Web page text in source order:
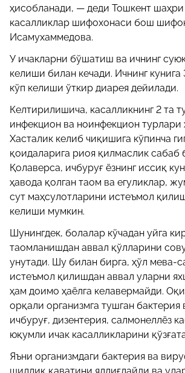
ҳисобланади, — деди Тошкент
касалликлар шифохонаси бош
Исамухаммедова.
У ичакларни бўшатиш ва ичнинг
келиши билан кечади. Ичнинг
кўп келиши ўткир диарея дейилади.
Келтирилишича, касалликнинг 2 та
инфекцион ва ноинфекцион турлари
Хасталик келиб чиқишига кўпинча
қоидаларига риоя қилмаслик сабаб
Қолаверса, ичбуруғ ёзнинг иссиқ
ҳавода қолган таом ва егуликлар,
сут маҳсулотларини истеъмол
келиши мумкин.
Шунингдек, болалар кўчадан уйга
таомланишдан аввал қўлларини
унутади. Шу билан бирга, ҳўл мева-
истеъмол қилишдан аввал уларни
ҳам доимо ҳаёлга келавермайди.
орқали организмга тушган бактерия
ичбуруғ, дизентерия, салмонеллёз
юқумли ичак касалликларини
Яъни организмдаги бактерия ва